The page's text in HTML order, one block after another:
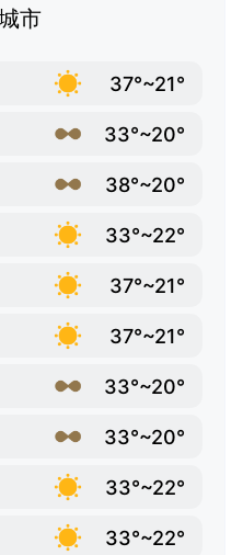
市
37°~21°
33°~20°
38°~20°
33°~22°
37°~21°
37°~21°
33°~20°
33°~20°
33°~22°
33°~22°